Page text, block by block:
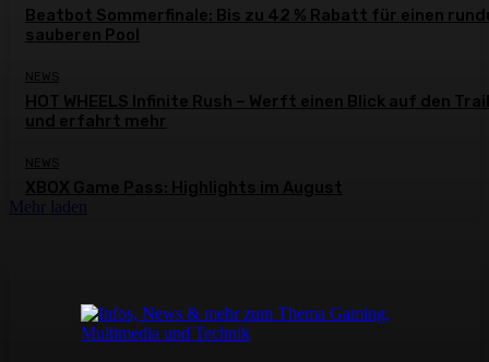
Beatbot Sommerfinale: Bis zu 42 % Rabatt für einen
sauberen Pool
NEWS
HOT WHEELS Infinite Rush – Werft einen Blick auf den
und erfahrt mehr
NEWS